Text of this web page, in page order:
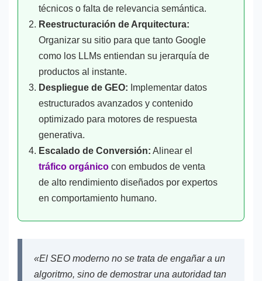
técnicos o falta de relevancia semántica.
Reestructuración de Arquitectura:
Organizar su sitio para que tanto Google
como los LLMs entiendan su jerarquía de
productos al instante.
Despliegue de GEO: Implementar datos
estructurados avanzados y contenido
optimizado para motores de respuesta
generativa.
Escalado de Conversión: Alinear el
tráfico orgánico con embudos de venta
de alto rendimiento diseñados por expertos
en comportamiento humano.
«El SEO moderno no se trata de engañar a un
algoritmo, sino de demostrar una autoridad tan